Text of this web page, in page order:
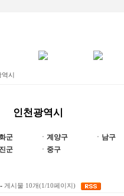
역시
인천광역시
군 ㆍ 계양구 ㆍ 남구
군 ㆍ 중구
- 게시물 10개(1/10페이지)